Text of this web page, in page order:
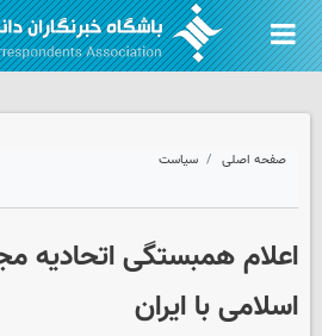
صفحه اصلی سیاست
اعلام همبستگی اتحادیه
اسلامی با ایران